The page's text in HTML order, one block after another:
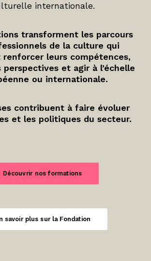
internationale.
transforment les parcours
de la culture qui
leurs compétences,
perspectives et agir à l’échelle
ou internationale.
contribuent à faire évoluer
et les politiques du secteur.
Découvrir nos formations
savoir plus sur la Fondation